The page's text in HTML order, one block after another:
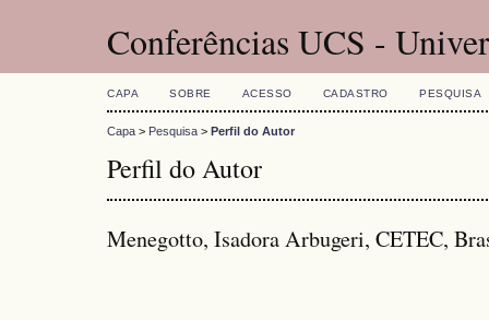
Conferências UCS -
CAPA SOBRE ACESSO CADASTRO PESQUISA
Capa > Pesquisa > Perfil do Autor
Perfil do Autor
Menegotto, Isadora Arbugeri, CETEC,